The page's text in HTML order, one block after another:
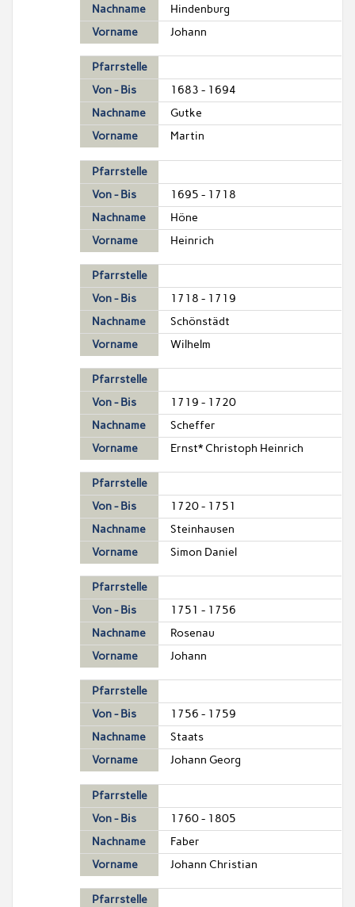
Nachname
Hindenburg
Vorname
Johann
Pfarrstelle
Von - Bis
1683 - 1694
Nachname
Gutke
Vorname
Martin
Pfarrstelle
Von - Bis
1695 - 1718
Nachname
Höne
Vorname
Heinrich
Pfarrstelle
Von - Bis
1718 - 1719
Nachname
Schönstädt
Vorname
Wilhelm
Pfarrstelle
Von - Bis
1719 - 1720
Nachname
Scheffer
Vorname
Ernst* Christoph Heinrich
Pfarrstelle
Von - Bis
1720 - 1751
Nachname
Steinhausen
Vorname
Simon Daniel
Pfarrstelle
Von - Bis
1751 - 1756
Nachname
Rosenau
Vorname
Johann
Pfarrstelle
Von - Bis
1756 - 1759
Nachname
Staats
Vorname
Johann Georg
Pfarrstelle
Von - Bis
1760 - 1805
Nachname
Faber
Vorname
Johann Christian
Pfarrstelle